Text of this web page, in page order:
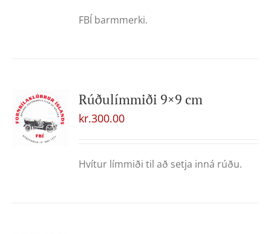
FBÍ barmmerki.
Rúðulímmiði 9×9 cm
kr.300.00
Hvítur límmiði til að setja inná rúðu.